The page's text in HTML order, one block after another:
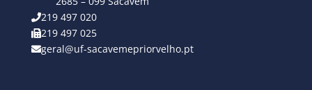
219 497 020
219 497 025
geral@uf-sacavemepriorvelho.pt